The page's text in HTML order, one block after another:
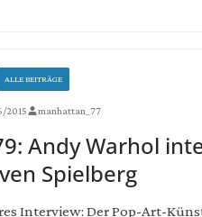
ALLE BEITRÄGE
2015 manhattan_77
Andy Warhol
Spielberg
Interview: Der Pop-Art-